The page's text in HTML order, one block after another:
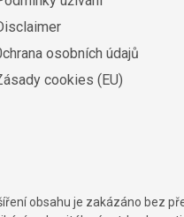
osobních údajů
cookies (EU)
obsahu je zakázáno bez